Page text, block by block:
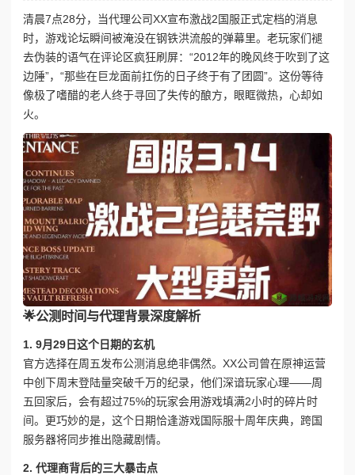
清晨7点28分，当代理公司XX宣布激战2国服正式定档的消息
时，游戏论坛瞬间被淹没在钢铁洪流般的弹幕里。老玩家们褪
去伪装的语气在评论区疯狂刷屏：“2012年的晚风终于吹到了这
边陲”，“那些在巨龙面前扛伤的日子终于有了团圆”。这份等待
像极了嗜醋的老人终于寻回了失传的酿方，眼眶微热，心却如
火。
🌟公测时间与代理背景深度解析
1. 9月29日这个日期的玄机
官方选择在周五发布公测消息绝非偶然。XX公司曾在原神运营
中创下周末登陆量突破千万的纪录，他们深谙玩家心理——周
五回家后，会有超过75%的玩家会用游戏填满2小时的碎片时
间。更巧妙的是，这个日期恰逢游戏国际服十周年庆典，跨国
服务器将同步推出隐藏剧情。
2. 代理商背后的三大暴击点